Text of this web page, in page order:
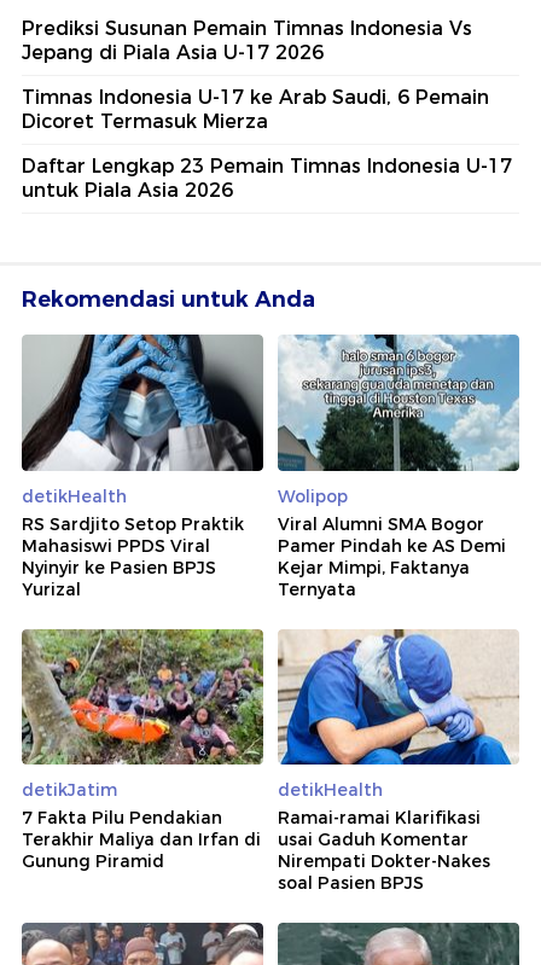
Prediksi Susunan Pemain Timnas Indonesia Vs
Jepang di Piala Asia U-17 2026
Timnas Indonesia U-17 ke Arab Saudi, 6 Pemain
Dicoret Termasuk Mierza
Daftar Lengkap 23 Pemain Timnas Indonesia U-17
untuk Piala Asia 2026
Rekomendasi untuk Anda
detikHealth
RS Sardjito Setop Praktik
Mahasiswi PPDS Viral
Nyinyir ke Pasien BPJS
Yurizal
Wolipop
Viral Alumni SMA Bogor
Pamer Pindah ke AS Demi
Kejar Mimpi, Faktanya
Ternyata
detikJatim
7 Fakta Pilu Pendakian
Terakhir Maliya dan Irfan di
Gunung Piramid
detikHealth
Ramai-ramai Klarifikasi
usai Gaduh Komentar
Nirempati Dokter-Nakes
soal Pasien BPJS